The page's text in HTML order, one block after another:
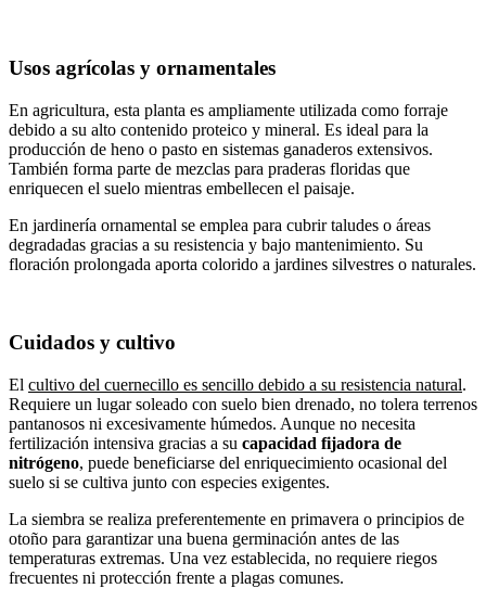
Usos agrícolas y ornamentales
En agricultura, esta planta es ampliamente utilizada como forraje
debido a su alto contenido proteico y mineral. Es ideal para la
producción de heno o pasto en sistemas ganaderos extensivos.
También forma parte de mezclas para praderas floridas que
enriquecen el suelo mientras embellecen el paisaje.
En jardinería ornamental se emplea para cubrir taludes o áreas
degradadas gracias a su resistencia y bajo mantenimiento. Su
floración prolongada aporta colorido a jardines silvestres o naturales.
Cuidados y cultivo
El cultivo del cuernecillo es sencillo debido a su resistencia natural.
Requiere un lugar soleado con suelo bien drenado, no tolera terrenos
pantanosos ni excesivamente húmedos. Aunque no necesita
fertilización intensiva gracias a su capacidad fijadora de
nitrógeno, puede beneficiarse del enriquecimiento ocasional del
suelo si se cultiva junto con especies exigentes.
La siembra se realiza preferentemente en primavera o principios de
otoño para garantizar una buena germinación antes de las
temperaturas extremas. Una vez establecida, no requiere riegos
frecuentes ni protección frente a plagas comunes.